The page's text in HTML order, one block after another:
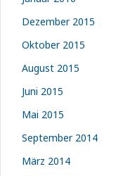
Dezember 2015
Oktober 2015
August 2015
Juni 2015
Mai 2015
September 2014
März 2014